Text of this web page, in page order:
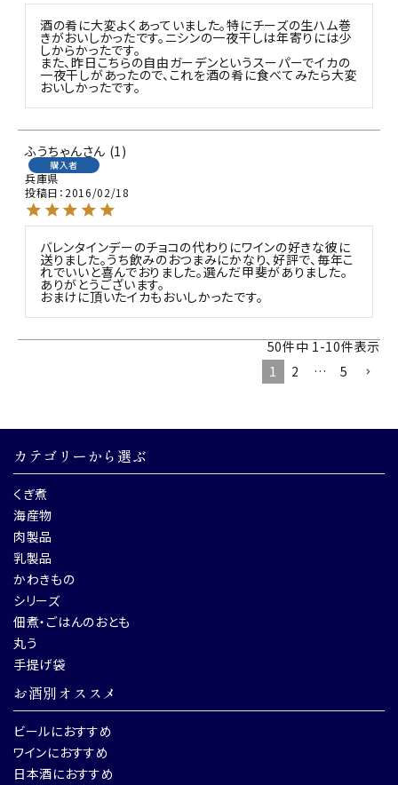
酒の肴に大変よくあっていました。特にチーズの生ハム巻
きがおいしかったです。ニシンの一夜干しは年寄りには少
しからかったです。
また、昨日こちらの自由ガーデンというスーパーでイカの
一夜干しがあったので、これを酒の肴に食べてみたら大変
おいしかったです。
ふうちゃん 1
購入者
兵庫県
投稿日 2016/02/18
バレンタインデーのチョコの代わりにワインの好きな彼に
送りました。うち飲みのおつまみにかなり、好評で、毎年こ
れでいいと喜んでおりました。選んだ甲斐がありました。
ありがとうございます。
50件中1-10件表示
1
2 … 5
カテゴリーから選ぶ
くぎ煮
海産物
肉製品
乳製品
かわきもの
シリーズ
佃煮・ごはんのおとも
丸う
手提げ袋
お酒別オススメ
ビールにおすすめ
ワインにおすすめ
日本酒におすすめ